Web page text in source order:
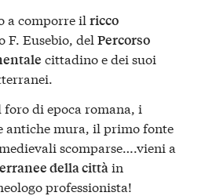
a comporre il ricco
F. Eusebio, del Percorso
cittadino e dei suoi
di epoca romana, i
antiche mura, il primo fonte
scomparse….vieni a
della cittàin
professionista!